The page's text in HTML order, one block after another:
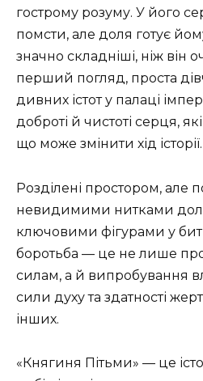
гострому розуму. У його
помсти, але доля готує
значно складніші, ніж він
перший погляд, проста
дивних істот у палаці
доброті й чистоті серця,
що може змінити хід історії.
Розділені простором, але
невидимими нитками
ключовими фігурами у
боротьба — це не лише
силам, а й випробування
сили духу та здатності
інших.
«Княгиня Пітьми» — це